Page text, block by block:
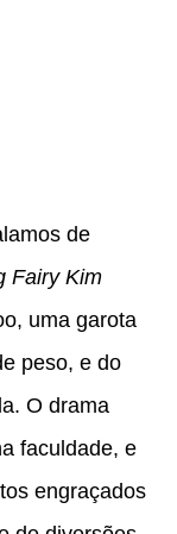
de
Fairy Kim
uma garota
peso, e do
O drama
faculdade, e
engraçados